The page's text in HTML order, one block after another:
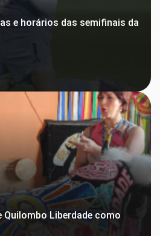
e horários das semifinais da
Quilombo Liberdade como